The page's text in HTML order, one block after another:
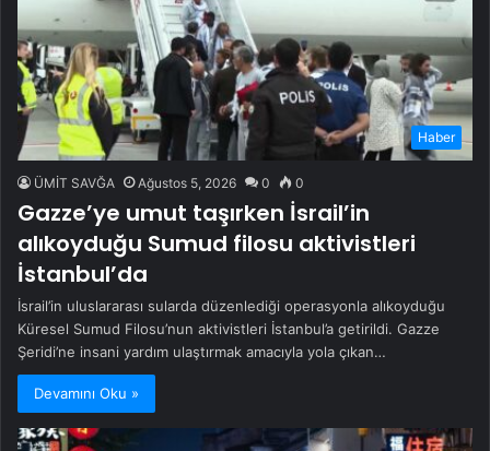
Haber
ÜMİT SAVĞA Ağustos 5, 2026 0 0
Gazze’ye umut taşırken İsrail’in
alıkoyduğu Sumud filosu aktivistleri
İstanbul’da
İsrail’in uluslararası sularda düzenlediği operasyonla alıkoyduğu
Küresel Sumud Filosu’nun aktivistleri İstanbul’a getirildi. Gazze
Şeridi’ne insani yardım ulaştırmak amacıyla yola çıkan…
Devamını Oku »